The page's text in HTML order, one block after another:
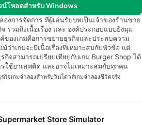
น์โหลดสำหรับ Windows
องการจัดการ ที่ผู้เล่นรับบทเป็นเจ้าของร้านขาย
รวมถึงเนื้อเรื่อง และ องค์ประกอบแบบยิงมุม
ของเกมคือการขยายธุรกิจและประสบความ
ว่าเกมจะมีเนื้อเรื่องที่เหมาะสมกับหัวข้อ แต่
กิจสามารถเปรียบเทียบกับเกม Burger Shop ได้
ใช้ยาเสพติด และอาจไม่เหมาะสมกับทุกคน
กิจเกมจำลองสำหรับวินโดวส์เกมจำลองชีวิตจริง
Store Simulator